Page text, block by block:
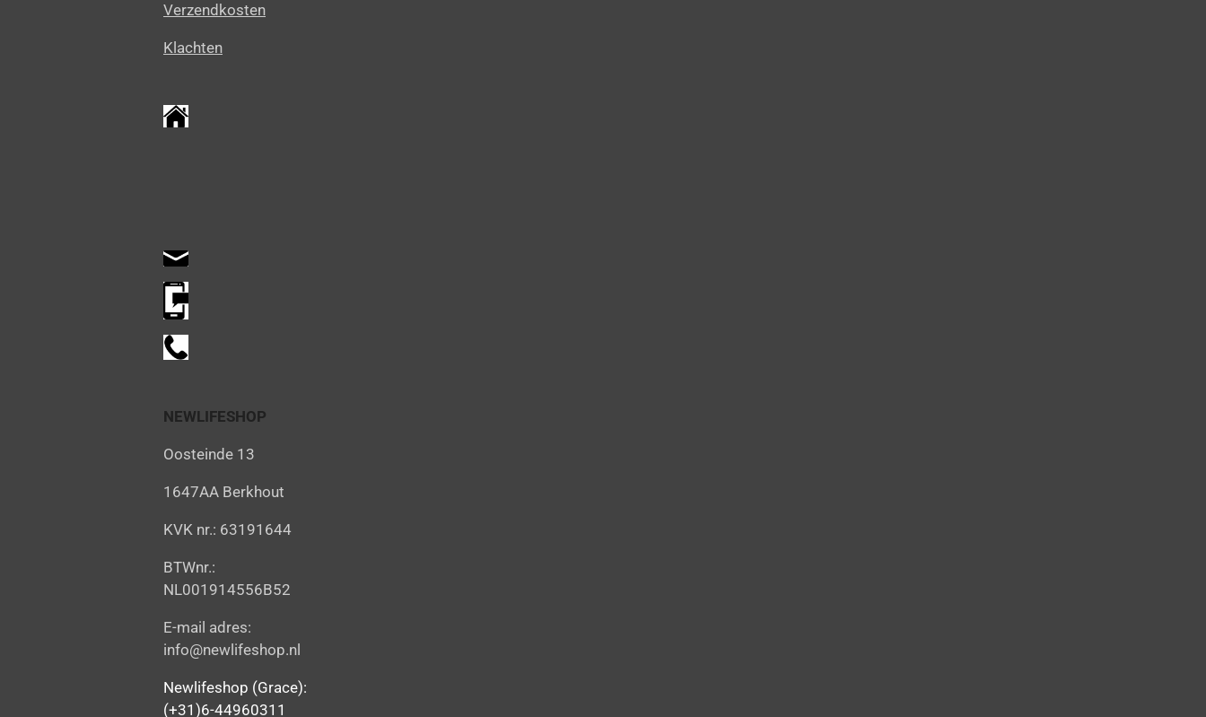
Verzendkosten
Klachten
NEWLIFESHOP
Oosteinde 13
1647AA Berkhout
KVK nr.: 63191644
BTWnr.:
NL001914556B52
E-mail adres:
info@newlifeshop.nl
Newlifeshop (Grace):
(+31)6-44960311